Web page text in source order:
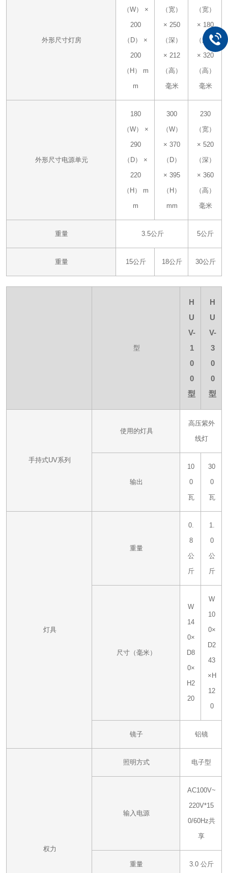
外形尺寸灯房
（W） ×
200
（D） ×
200
（H） m
m
（宽）
× 250
（深）
× 212
（高）
毫米
（宽）
× 180
（深）
× 320
（高）
毫米
外形尺寸电源单元
180
（W） ×
290
（D） ×
220
（H） m
m
300
（W）
× 370
（D）
× 395
（H）
mm
230
（宽）
× 520
（深）
× 360
（高）
毫米
重量 3.5公斤 5公斤
重量 15公斤 18公斤 30公斤
型
H
U
V-
1
0
0
型
H
U
V-
3
0
0
型
手持式UV系列
使用的灯具
高压紫外
线灯
输出
10
0
瓦
30
0
瓦
灯具
重量
0.
8
公
斤
1.
0
公
斤
尺寸（毫米）
W
14
0×
D8
0×
H2
20
W
10
0×
D2
43
×H
12
0
镜子 铝镜
权力
照明方式 电子型
输入电源
AC100V~
220V*15
0/60Hz共
享
重量 3.0 公斤